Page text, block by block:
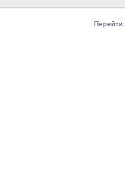
Перейти: